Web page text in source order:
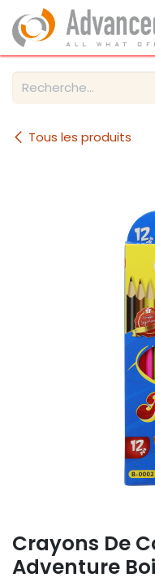
Se rendre au contenu
Tous les produits
Crayons De
Adventure